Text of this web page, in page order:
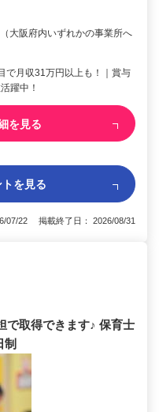
大阪府内いずれかの事業所へ
で月収31万円以上も！｜賞与
躍中！
を見る
を見る
07/22 掲載終了日： 2026/08/31
で取得できます♪ 保育士
制